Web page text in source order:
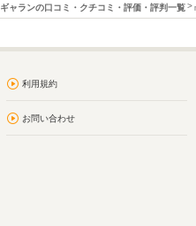
ギャランの口コミ・クチコミ・評価・評判一覧
利用規約
お問い合わせ